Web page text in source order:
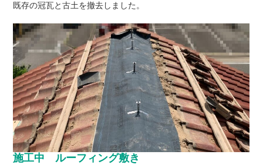
既存の冠瓦と古土を撤去しました。
施工中 ルーフィング敷き